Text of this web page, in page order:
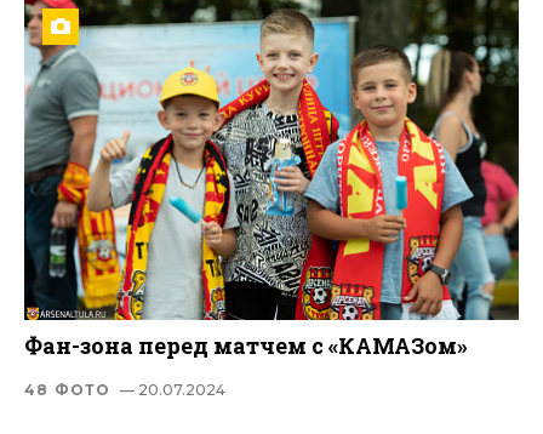
Фан-зона перед матчем с «КАМАЗом»
48 ФОТО — 20.07.2024